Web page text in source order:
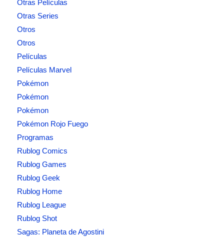
Otras Películas
Otras Series
Otros
Otros
Películas
Películas Marvel
Pokémon
Pokémon
Pokémon
Pokémon Rojo Fuego
Programas
Rublog Comics
Rublog Games
Rublog Geek
Rublog Home
Rublog League
Rublog Shot
Sagas: Planeta de Agostini